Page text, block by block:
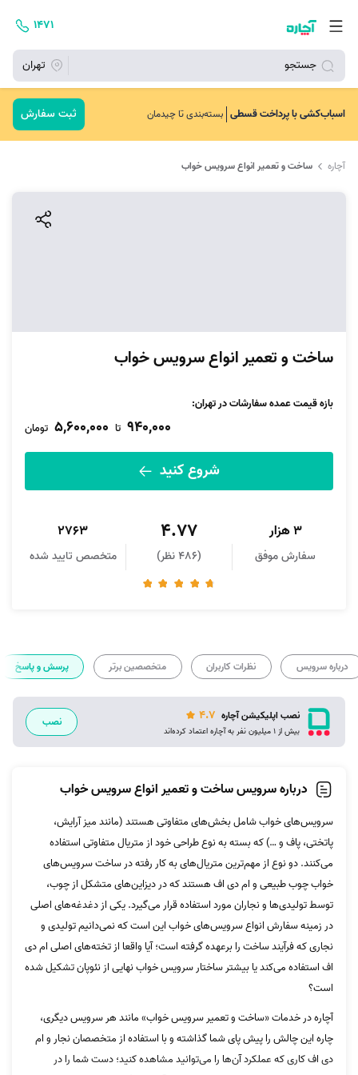
جستجو تهران
۱۴۷۱
اسباب‌کشی با پرداخت قسطی بسته‌بندی تا چیدمان ثبت سفارش
آچاره ساخت و تعمیر انواع سرویس خواب
ساخت و تعمیر انواع سرویس خواب
بازه قیمت عمده سفارشات در تهران:
940,000 تا 5,600,000 تومان
شروع کنید
3 هزار
سفارش موفق
4.77
(486 نظر)
2763
متخصص تایید شده
درباره سرویس نظرات کاربران متخصصین برتر پرسش و پاسخ
نصب اپلیکیشن آچاره 4.7
بیش از 1 میلیون نفر به آچاره اعتماد کرده‌اند
نصب
درباره سرویس ساخت و تعمیر انواع سرویس خواب
سرویس‌های خواب شامل بخش‌های متفاوتی هستند (مانند میز آرایش،
پاتختی، پاف و …) که بسته به نوع طراحی خود از متریال متفاوتی استفاده
می‌کنند. دو نوع از مهم‌ترین متریال‌های به کار رفته در ساخت سرویس‌های
خواب چوب طبیعی و ام دی اف هستند که در دیزاین‌های متشکل از چوب،
توسط تولیدی‌ها و نجاران مورد استفاده قرار می‌گیرد. یکی از دغدغه‌های اصلی
در زمینه سفارش انواع سرویس‌های خواب این است که نمی‌دانیم تولیدی و
نجاری که فرآیند ساخت را برعهده گرفته است؛ آیا واقعا از تخته‌های اصلی ام دی
اف استفاده می‌کند یا بیشتر ساختار سرویس خواب نهایی از نئوپان تشکیل شده
است؟
آچاره در خدمات «ساخت و تعمیر سرویس خواب» مانند هر سرویس دیگری،
چاره این چالش را پیش پای شما گذاشته و با استفاده از متخصصان نجار و ام
دی اف کاری که عملکرد آن‌ها را می‌توانید مشاهده کنید؛ دست شما را در